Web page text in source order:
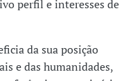
perfil e interesses de
da sua posição
e das humanidades,